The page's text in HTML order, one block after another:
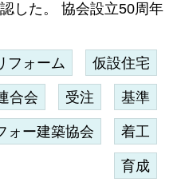
した。 協会設立50周年
フォーム 仮設住宅
合会 受注 基準
ォー建築協会 着工
育成